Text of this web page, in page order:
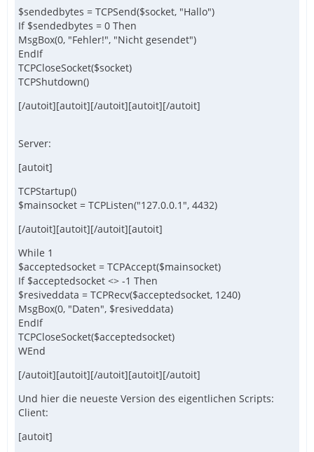
$sendedbytes = TCPSend($socket, "Hallo")
If $sendedbytes = 0 Then
MsgBox(0, "Fehler!", "Nicht gesendet")
EndIf
TCPCloseSocket($socket)
TCPShutdown()
[/autoit][autoit][/autoit][autoit][/autoit]
Server:
[autoit]
TCPStartup()
$mainsocket = TCPListen("127.0.0.1", 4432)
[/autoit][autoit][/autoit][autoit]
While 1
$acceptedsocket = TCPAccept($mainsocket)
If $acceptedsocket <> -1 Then
$resiveddata = TCPRecv($acceptedsocket, 1240)
MsgBox(0, "Daten", $resiveddata)
EndIf
TCPCloseSocket($acceptedsocket)
WEnd
[/autoit][autoit][/autoit][autoit][/autoit]
Und hier die neueste Version des eigentlichen Scripts:
Client:
[autoit]